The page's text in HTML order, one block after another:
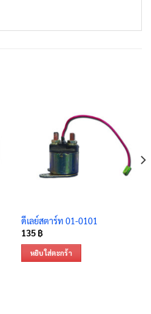
ดีเลย์สตาร์ท 01-0101
135 ฿
หยิบใส่ตะกร้า